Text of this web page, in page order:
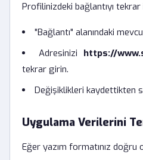
Profilinizdeki bağlantıyı
"Bağlantı" alanındaki
Adresinizi https://
tekrar girin.
Değişiklikleri kaydettikten
Uygulama Verilerini
Eğer yazım formatınız